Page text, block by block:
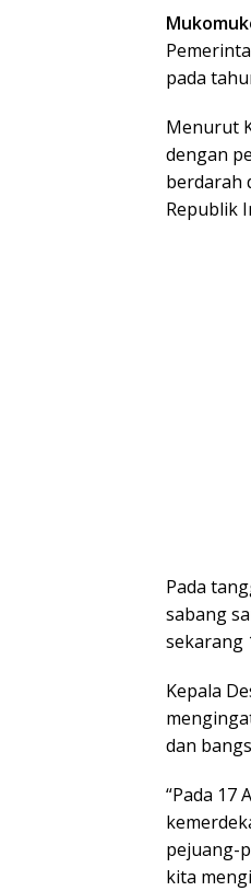
pada
Menurut
dengan
berdarah
Republik
Pada
sabang
sekarang
Kepala
dan
“Pada 17
pejuang-
kita